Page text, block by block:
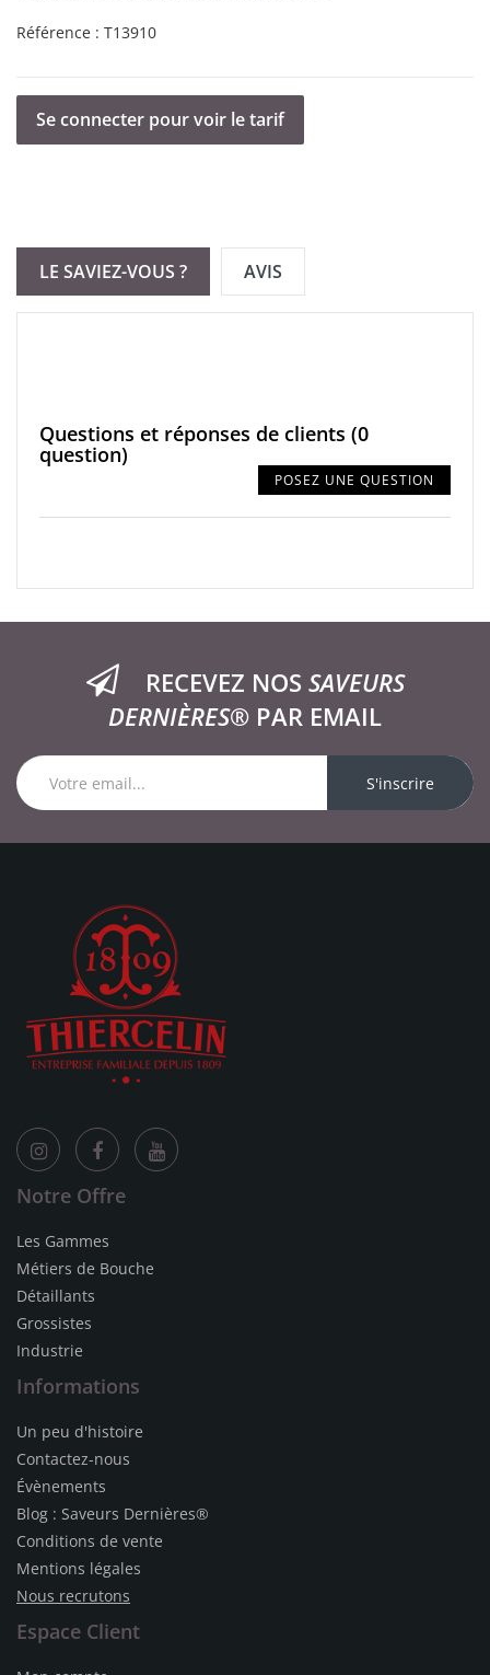
Référence : T13910
Se connecter pour voir le tarif
LE SAVIEZ-VOUS ? AVIS
Questions et réponses de clients (0
question)
POSEZ UNE QUESTION
RECEVEZ NOS SAVEURS
DERNIÈRES® PAR EMAIL
S'inscrire
Notre Offre
Les Gammes
Métiers de Bouche
Détaillants
Grossistes
Industrie
Informations
Un peu d'histoire
Contactez-nous
Évènements
Blog : Saveurs Dernières®
Conditions de vente
Mentions légales
Nous recrutons
Espace Client